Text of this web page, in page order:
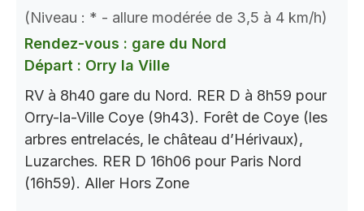
(Niveau : * - allure modérée de 3,5 à 4 km/h)
Rendez-vous : gare du Nord
Départ : Orry la Ville
RV à 8h40 gare du Nord. RER D à 8h59 pour
Orry-la-Ville Coye (9h43). Forêt de Coye (les
arbres entrelacés, le château d’Hérivaux),
Luzarches. RER D 16h06 pour Paris Nord
(16h59). Aller Hors Zone